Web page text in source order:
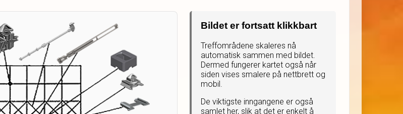
Bildet er fortsatt klikkbart
Treffområdene skaleres nå
automatisk sammen med bildet.
Dermed fungerer kartet også når
siden vises smalere på nettbrett og
mobil.
De viktigste inngangene er også
samlet her, slik at det er enkelt å